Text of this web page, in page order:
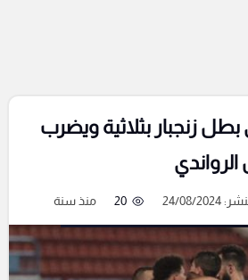
بطل زنجبار بثلاثية ويضرب
08/2024
20 منذ سنة